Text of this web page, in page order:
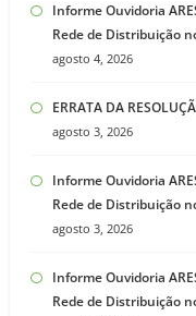
Informe Ouvidoria
Rede de Distribuição
agosto 4, 2026
ERRATA DA
agosto 3, 2026
Informe Ouvidoria
Rede de Distribuição
agosto 3, 2026
Informe Ouvidoria
Rede de Distribuição